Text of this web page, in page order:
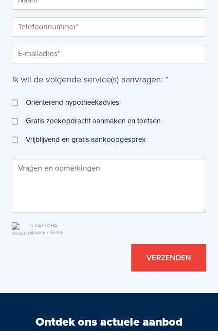
Ik wil de volgende service(s) aanvragen: *
Oriënterend hypotheekadvies
Gratis zoekopdracht aanmaken en toetsen
Vrijblijvend en gratis aankoopgesprek
reCAPTCHA
Privacy • Terms
VERZENDEN
Ontdek ons actuele aanbod